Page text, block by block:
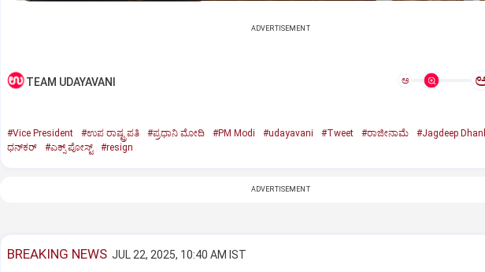
ADVERTISEMENT
TEAM UDAYAVANI ಅ
#Vice President #ಉಪ ರಾಷ್ಟ್ರಪತಿ #ಪ್ರಧಾನಿ ಮೋದಿ #PM Modi #udayavani #Tweet #ರಾಜೀನಾಮೆ
#Jagdeep
ಧನ್‌ಕರ್‌
#ಎಕ್ಸ್‌ ಪೋಸ್ಟ್ #resign
ADVERTISEMENT
BREAKING NEWS JUL 22, 2025, 10:40 AM IST